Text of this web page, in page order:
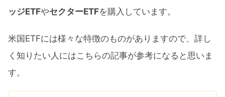
ッジETFやセクターETFを購入しています。
米国ETFには様々な特徴のものがありますので、詳し
く知りたい人にはこちらの記事が参考になると思いま
す。